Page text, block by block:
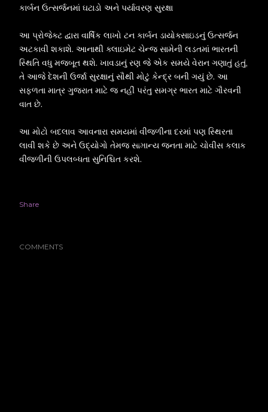
કાર્બન ઉત્સર્જનમાં ઘટાડો અને પર્યાવરણ સુરક્ષા
આ પ્રોજેક્ટ દ્વારા વાર્ષિક લાખો ટન કાર્બન ડાયોક્સાઇડનું ઉત્સર્જન
અટકાવી શકાશે. આનાથી ક્લાઇમેટ ચેન્જ સામેની લડતમાં ભારતની
સ્થિતિ વધુ મજબૂત થશે. ખાવડાનું રણ જે એક સમયે વેરાન ગણાતું હતું,
તે આજે દેશની ઉર્જા સુરક્ષાનું સૌથી મોટું કેન્દ્ર બની ગયું છે. આ
સફળતા માત્ર ગુજરાત માટે જ નહીં પરંતુ સમગ્ર ભારત માટે ગૌરવની
વાત છે.
આ મોટો બદલાવ આવનારા સમયમાં વીજળીના દરમાં પણ સ્થિરતા
લાવી શકે છે અને ઉદ્યોગો તેમજ સામાન્ય જનતા માટે ચોવીસ કલાક
વીજળીની ઉપલબ્ધતા સુનિશ્ચિત કરશે.
Share
COMMENTS